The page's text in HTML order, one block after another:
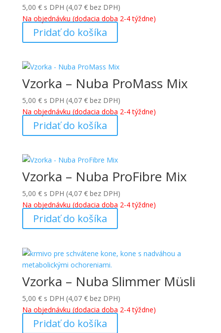
5,00 € s DPH (4,07 €bez DPH)
Na objednávku (dodacia doba 2-4 týždne)
Pridať do košíka
Vzorka – Nuba ProMass Mix
5,00 € s DPH (4,07 €bez DPH)
Na objednávku (dodacia doba 2-4 týždne)
Pridať do košíka
Vzorka – Nuba ProFibre Mix
5,00 € s DPH (4,07 €bez DPH)
Na objednávku (dodacia doba 2-4 týždne)
Pridať do košíka
Vzorka – Nuba Slimmer Müsli
5,00 € s DPH (4,07 €bez DPH)
Na objednávku (dodacia doba 2-4 týždne)
Pridať do košíka